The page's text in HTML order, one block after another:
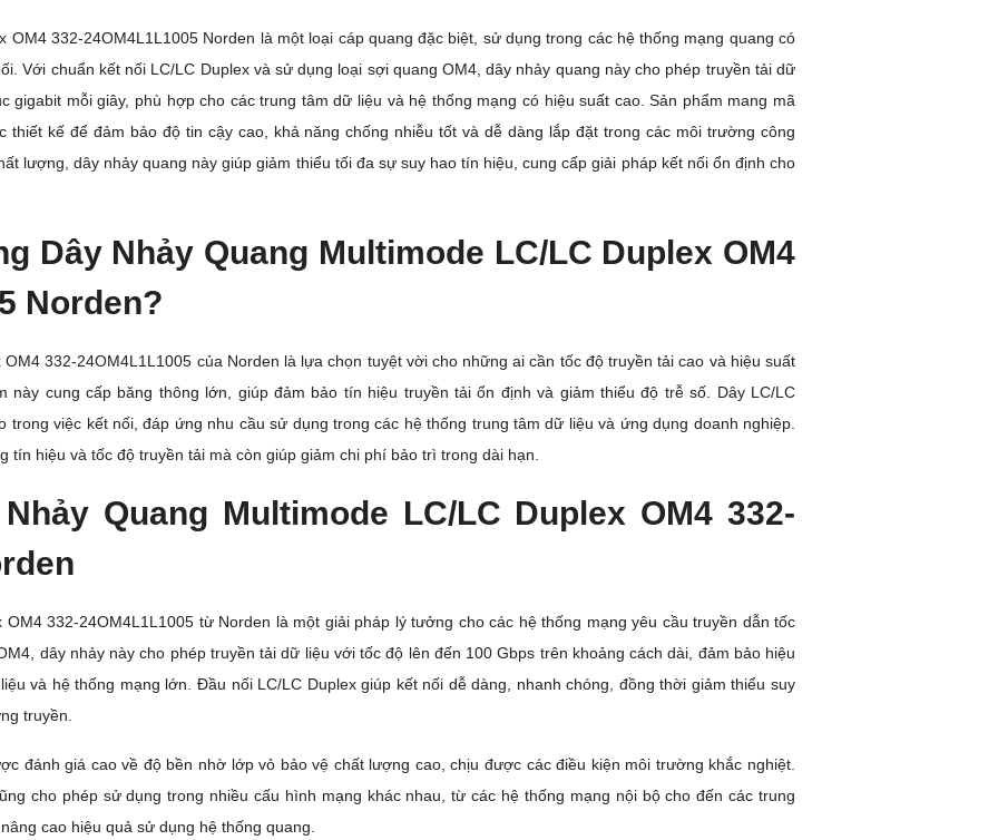
OM4 332-24OM4L1L1005 Norden là một loại cáp quang đặc biệt, sử dụng trong các hệ thống mạng quang có
Với chuẩn kết nối LC/LC Duplex và sử dụng loại sợi quang OM4, dây nhảy quang này cho phép truyền tải dữ
gigabit mỗi giây, phù hợp cho các trung tâm dữ liệu và hệ thống mạng có hiệu suất cao. Sản phẩm mang mã
thiết kế để đảm bảo độ tin cậy cao, khả năng chống nhiễu tốt và dễ dàng lắp đặt trong các môi trường công
lượng, dây nhảy quang này giúp giảm thiểu tối đa sự suy hao tín hiệu, cung cấp giải pháp kết nối ổn định cho
Dây Nhảy Quang Multimode LC/LC Duplex OM4
Norden?
332-24OM4L1L1005 của Norden là lựa chọn tuyệt vời cho những ai cần tốc độ truyền tải cao và hiệu suất
này cung cấp băng thông lớn, giúp đảm bảo tín hiệu truyền tải ổn định và giảm thiểu độ trễ số. Dây LC/LC
trong việc kết nối, đáp ứng nhu cầu sử dụng trong các hệ thống trung tâm dữ liệu và ứng dụng doanh nghiệp.
tín hiệu và tốc độ truyền tải mà còn giúp giảm chi phí bảo trì trong dài hạn.
Quang Multimode LC/LC Duplex OM4 332-
OM4 332-24OM4L1L1005 từ Norden là một giải pháp lý tưởng cho các hệ thống mạng yêu cầu truyền dẫn tốc
dây nhảy này cho phép truyền tải dữ liệu với tốc độ lên đến 100 Gbps trên khoảng cách dài, đảm bảo hiệu
và hệ thống mạng lớn. Đầu nối LC/LC Duplex giúp kết nối dễ dàng, nhanh chóng, đồng thời giảm thiểu suy
truyền.
đánh giá cao về độ bền nhờ lớp vỏ bảo vệ chất lượng cao, chịu được các điều kiện môi trường khắc nghiệt.
cho phép sử dụng trong nhiều cấu hình mạng khác nhau, từ các hệ thống mạng nội bộ cho đến các trung
cao hiệu quả sử dụng hệ thống quang.